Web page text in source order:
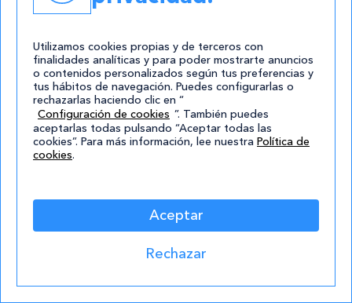
atencion@cursos.com
Redes Sociales
© 2004-2026 Cursos.com
Política de privacidad
Utilizamos cookies propias y de terceros con
finalidades analíticas y para poder mostrarte anuncios
o contenidos personalizados según tus preferencias y
tus hábitos de navegación. Puedes configurarlas o
rechazarlas haciendo clic en “
Configuración de cookies ”. También puedes
aceptarlas todas pulsando “Aceptar todas las
cookies”. Para más información, lee nuestra Política de
cookies.
Aceptar
Rechazar